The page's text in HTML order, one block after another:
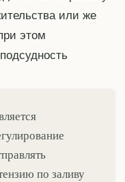
или же
этом
по заливу